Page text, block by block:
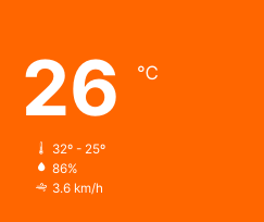
26 ℃
32º - 25º
86%
3.6 km/h